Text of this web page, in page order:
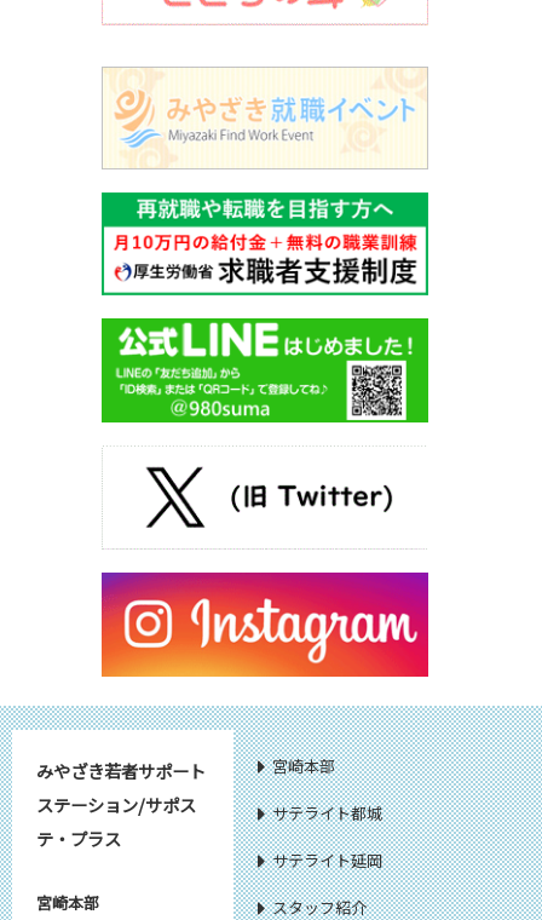
みやざき若者サポート
ステーション/サポス
テ・プラス
宮崎本部
宮崎本部
サテライト都城
サテライト延岡
スタッフ紹介